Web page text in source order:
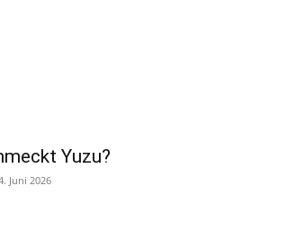
Yuzu?
Juni 2026